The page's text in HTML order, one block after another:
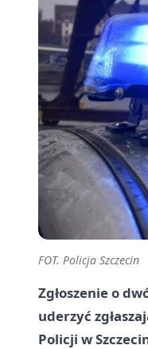
FOT. Policja Szczecin
Zgłoszenie o
uderzyć
Policji w